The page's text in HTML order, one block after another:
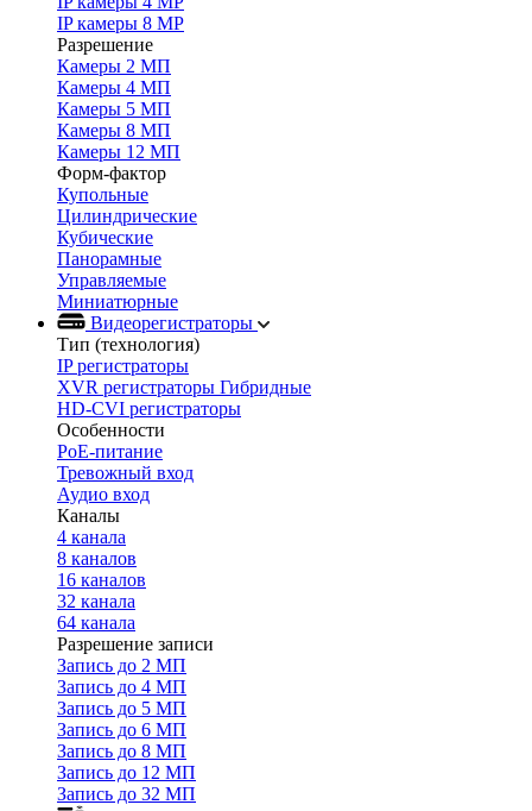
IP камеры 8 MP
Разрешение
Камеры 2 МП
Камеры 4 МП
Камеры 5 МП
Камеры 8 МП
Камеры 12 МП
Форм-фактор
Купольные
Цилиндрические
Кубические
Панорамные
Управляемые
Миниатюрные
Видеорегистраторы
Тип (технология)
IP регистраторы
XVR регистраторы Гибридные
HD-CVI регистраторы
Особенности
PoE-питание
Тревожный вход
Аудио вход
Каналы
4 канала
8 каналов
16 каналов
32 канала
64 канала
Разрешение записи
Запись до 2 МП
Запись до 4 МП
Запись до 5 МП
Запись до 6 МП
Запись до 8 МП
Запись до 12 МП
Запись до 32 МП